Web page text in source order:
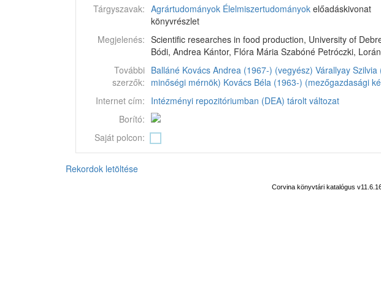
Tárgyszavak: Agrártudományok Élelmiszertudományok előadáskivonat
könyvrészlet
Megjelenés: Scientific researches in food production, University of
Bódi, Andrea Kántor, Flóra Mária Szabóné Petróczki,
További
szerzők:
Balláné Kovács Andrea (1967-) (vegyész) Várallyay
minőségi mérnök) Kovács Béla (1963-) (mezőgazdasági
Internet cím: Intézményi repozitóriumban (DEA) tárolt változat
Borító:
Saját polcon:
Rekordok letöltése
Corvina könyvtári katalógus